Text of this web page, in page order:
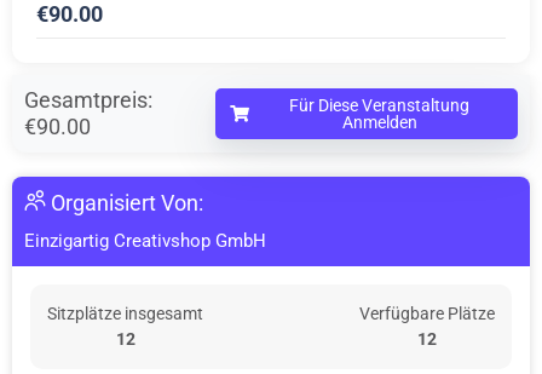
€90.00
Gesamtpreis:
€90.00
Für Diese Veranstaltung
Anmelden
Organisiert Von:
Einzigartig Creativshop GmbH
Sitzplätze insgesamt
12
Verfügbare Plätze
12